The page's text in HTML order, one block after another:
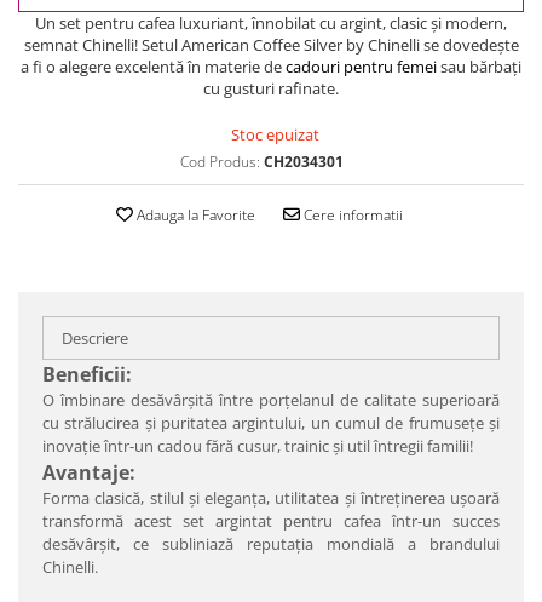
Un set pentru cafea luxuriant, înnobilat cu argint, clasic şi modern,
semnat Chinelli! Setul American Coffee Silver by Chinelli se dovedeşte
a fi o alegere excelentă în materie decadouri pentru femeisau bărbaţi
cu gusturi rafinate.
Stoc epuizat
Cod Produs: CH2034301
Adauga la Favorite Cere informatii
Descriere
Beneficii:
O îmbinare desăvârşită între porţelanul de calitate superioară
cu strălucirea şi puritatea argintului, un cumul de frumuseţe şi
inovaţie într-un cadou fără cusur, trainic şi util întregii familii!
Avantaje:
Forma clasică, stilul şi eleganţa, utilitatea şi întreţinerea uşoară
transformă acest set argintat pentru cafea într-un succes
desăvârşit, ce subliniază reputaţia mondială a brandului
Chinelli.